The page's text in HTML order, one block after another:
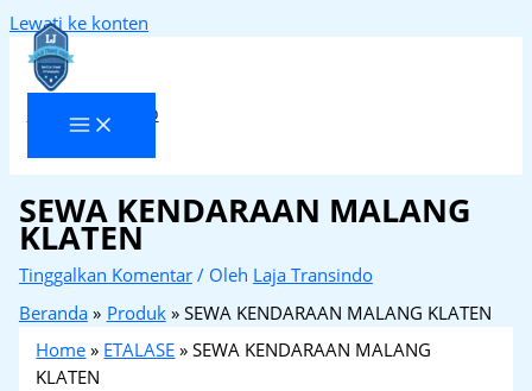
Lewati ke konten
Laja Transindo
SEWA KENDARAAN MALANG
KLATEN
Tinggalkan Komentar / Oleh Laja Transindo
Beranda
Produk
SEWA KENDARAAN MALANG KLATEN
Home » ETALASE »SEWA KENDARAAN MALANG
KLATEN